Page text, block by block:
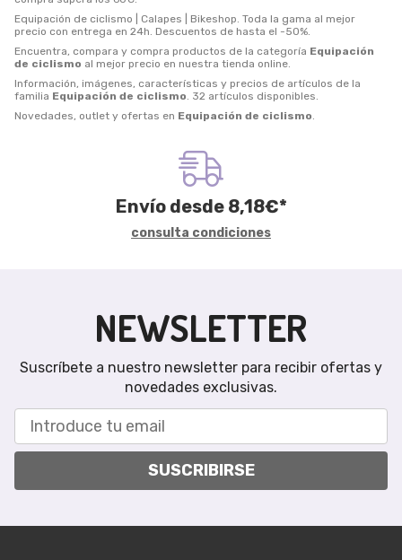
Equipación de ciclismo | Calapes | Bikeshop. Toda la gama al mejor
precio con entrega en 24h. Descuentos de hasta el -50%.
Encuentra, compara y compra productos de la categoría Equipación
de ciclismo al mejor precio en nuestra tienda online.
Información, imágenes, características y precios de artículos de la
familia Equipación de ciclismo. 32 artículos disponibles.
Novedades, outlet y ofertas en Equipación de ciclismo.
Envío desde 8,18€*
consulta condiciones
NEWSLETTER
Suscríbete a nuestro newsletter para recibir ofertas y
novedades exclusivas.
SUSCRIBIRSE